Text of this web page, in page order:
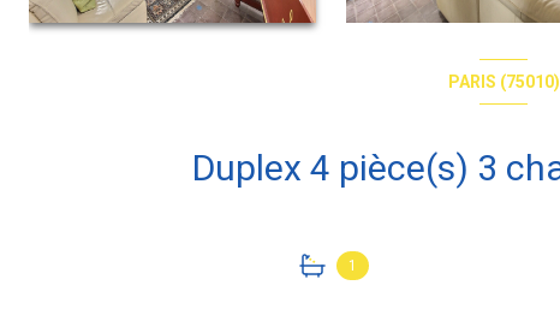
PARIS (75010)
1